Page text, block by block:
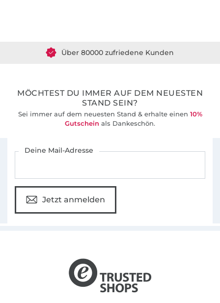
Über 80000 zufriedene Kunden
MÖCHTEST DU IMMER AUF DEM NEUESTEN
STAND SEIN?
Sei immer auf dem neuesten Stand & erhalte einen 10%
Gutschein als Dankeschön.
Deine Mail-Adresse
Jetzt anmelden